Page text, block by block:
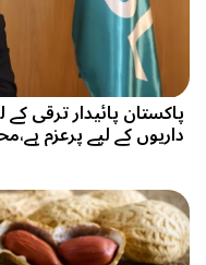
پاکستان پائیدار ترقی
داریوں کے لیے پرعزم